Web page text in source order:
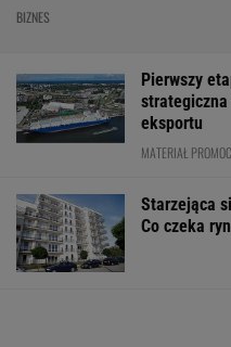
BIZNES
Pierwszy
eksportu
MATERIAŁ
Starzejąca
Co czeka